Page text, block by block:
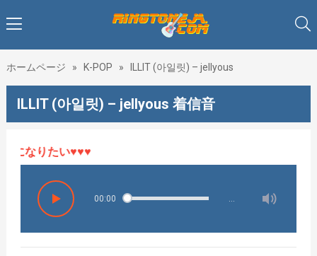
ホームページ » K-POP » ILLIT (아일릿) – jellyous
ILLIT (아일릿) – jellyous 着信音
なりたい♥♥♥
00:00